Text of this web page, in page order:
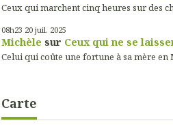
Ceux qui marchent cinq heures sur des
08h23 20 juil. 2025
Michèle sur Ceux qui ne se
Celui qui coûte une fortune à sa mère en
Carte